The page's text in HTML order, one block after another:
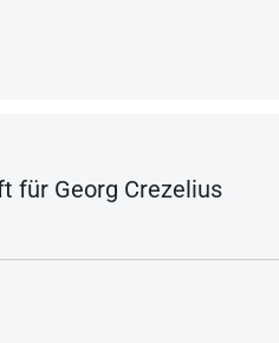
für Georg Crezelius